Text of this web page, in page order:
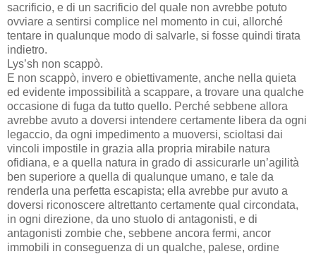
sacrificio, e di un sacrificio del quale non avrebbe potuto
ovviare a sentirsi complice nel momento in cui, allorché
tentare in qualunque modo di salvarle, si fosse quindi tirata
indietro.
Lys’sh non scappò.
E non scappò, invero e obiettivamente, anche nella quieta
ed evidente impossibilità a scappare, a trovare una qualche
occasione di fuga da tutto quello. Perché sebbene allora
avrebbe avuto a doversi intendere certamente libera da ogni
legaccio, da ogni impedimento a muoversi, scioltasi dai
vincoli impostile in grazia alla propria mirabile natura
ofidiana, e a quella natura in grado di assicurarle un’agilità
ben superiore a quella di qualunque umano, e tale da
renderla una perfetta escapista; ella avrebbe pur avuto a
doversi riconoscere altrettanto certamente qual circondata,
in ogni direzione, da uno stuolo di antagonisti, e di
antagonisti zombie che, sebbene ancora fermi, ancor
immobili in conseguenza di un qualche, palese, ordine